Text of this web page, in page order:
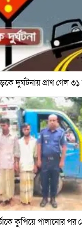
দুর্ঘটনায় প্রাণ গেল
কুপিয়ে পালানোর পর